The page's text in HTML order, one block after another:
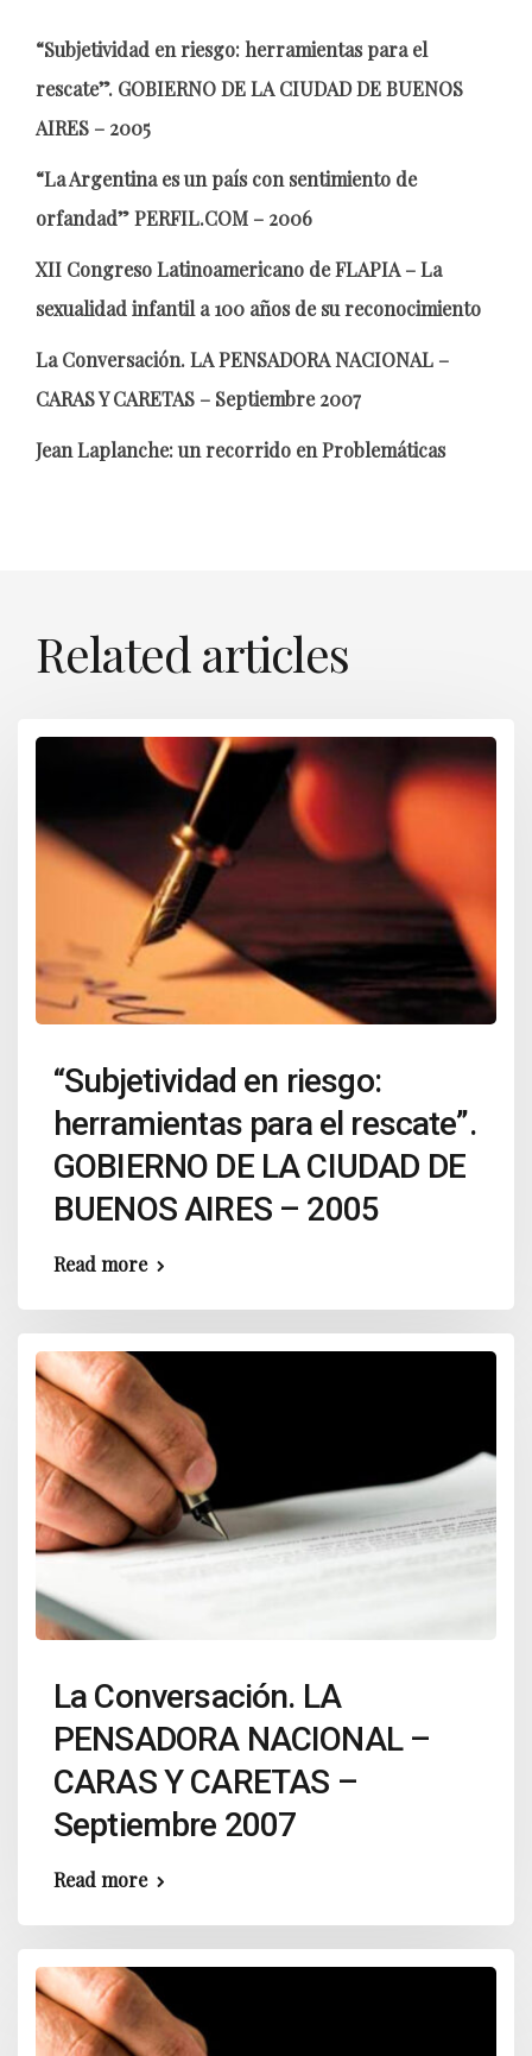
“Subjetividad en riesgo: herramientas para el
rescate”. GOBIERNO DE LA CIUDAD DE BUENOS
AIRES – 2005
“La Argentina es un país con sentimiento de
orfandad” PERFIL.COM – 2006
XII Congreso Latinoamericano de FLAPIA – La
sexualidad infantil a 100 años de su reconocimiento
La Conversación. LA PENSADORA NACIONAL –
CARAS Y CARETAS – Septiembre 2007
Jean Laplanche: un recorrido en Problemáticas
Related articles
“Subjetividad en riesgo:
herramientas para el rescate”.
GOBIERNO DE LA CIUDAD DE
BUENOS AIRES – 2005
Read more
La Conversación. LA
PENSADORA NACIONAL –
CARAS Y CARETAS –
Septiembre 2007
Read more